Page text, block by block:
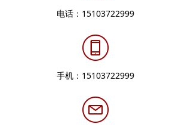
电话： 15103722999
手机： 15103722999